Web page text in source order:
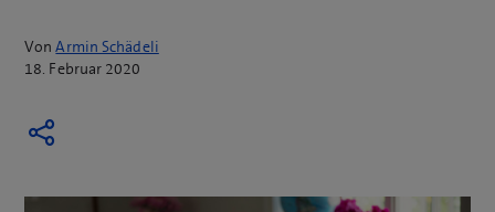
VonArmin Schädeli
18. Februar 2020